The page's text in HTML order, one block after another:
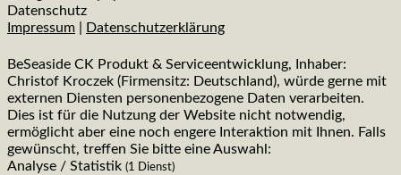
Datenschutz
Impressum
Datenschutzerklärung
BeSeaside CK Produkt & Serviceentwicklung, Inhaber:
Christof Kroczek (Firmensitz: Deutschland), würde gerne mit
externen Diensten personenbezogene Daten verarbeiten.
Dies ist für die Nutzung der Website nicht notwendig,
ermöglicht aber eine noch engere Interaktion mit Ihnen. Falls
gewünscht, treffen Sie bitte eine Auswahl:
Analyse / Statistik (1 Dienst)